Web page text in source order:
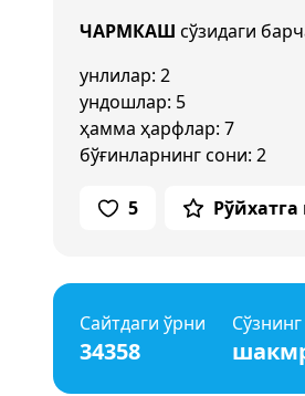
ЧАРМКАШ сўзидаги
унлилар: 2
ундошлар: 5
ҳамма ҳарфлар: 7
бўғинларнинг сони: 2
5
Сайтдаги ўрни
34358